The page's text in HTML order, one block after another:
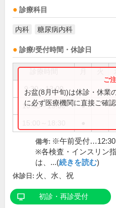
診療科目
内科 糖尿病内科
診療/受付時間・休診日
9:30～13:00
10:00～13:00 ●
お盆(8月中旬)は休診・休業
に必ず医療機関に直接ご確認
備考: ※午前受付
※各検査・インスリン
は、...(続きを読む)
休診日: 火、水、祝
初診・再診受付